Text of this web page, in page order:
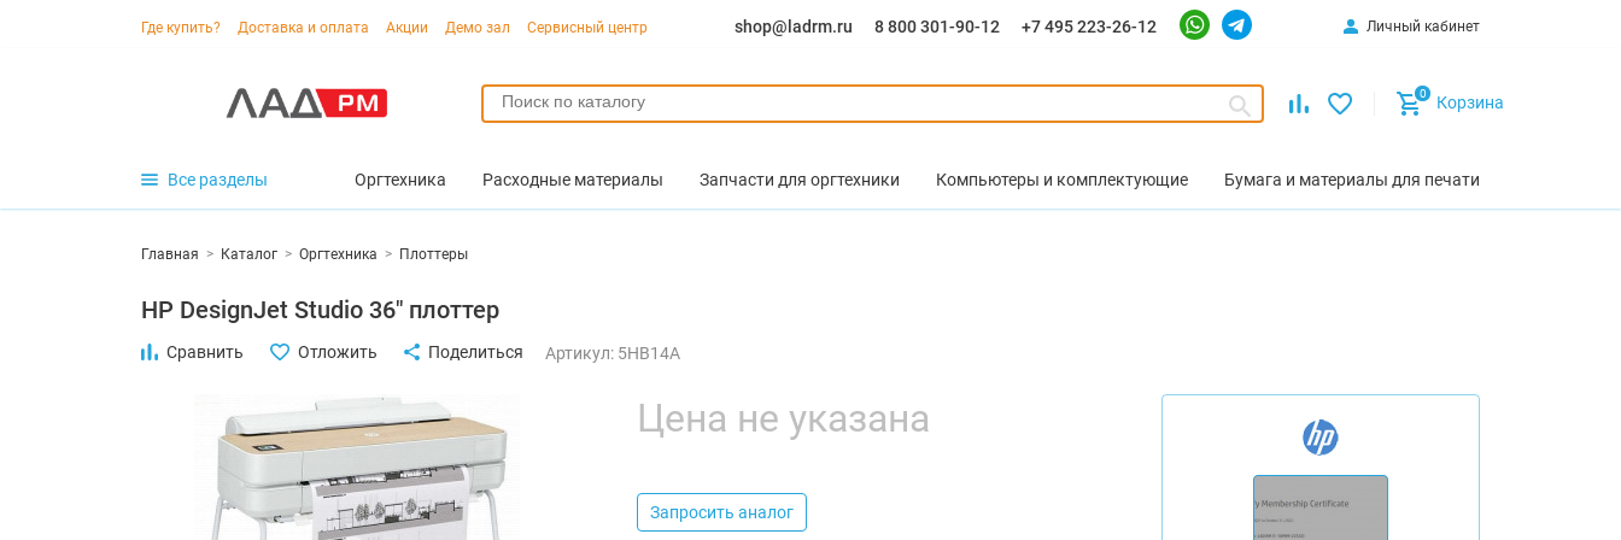
Где купить? Доставка и оплата Акции Демо зал Сервисный центр shop@ladrm.ru 8 800 301-90-12 +7 495 223-26-12 Личный кабинет
0 Корзина
Все разделы Оргтехника Расходные материалы Запчасти для оргтехники Компьютеры и комплектующие Бумага и материалы для печати
Главная > Каталог > Оргтехника > Плоттеры
HP DesignJet Studio 36" плоттер
Сравнить Отложить Поделиться Артикул: 5HB14A
Цена не указана
Запросить аналог